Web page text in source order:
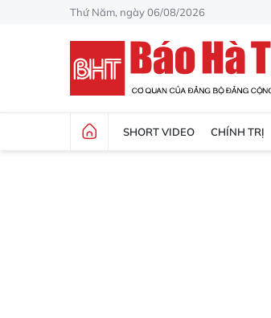
Thứ Năm, ngày 06/08/2026
SHORT VIDEO CHÍNH TRỊ